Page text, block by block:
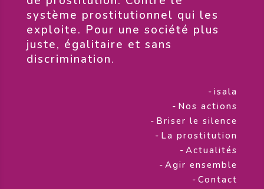
système prostitutionnel qui les
exploite. Pour une société plus
juste, égalitaire et sans
discrimination.
-isala
- Nos actions
- Briser le silence
- La prostitution
-Actualités
-Agir ensemble
-Contact